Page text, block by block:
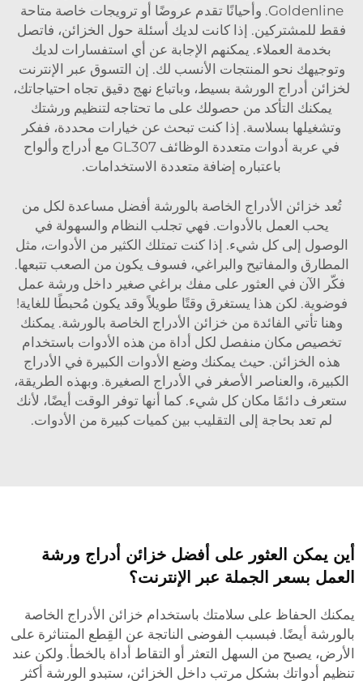
Goldenline. وأحيانًا تقدم عروضًا أو ترويجات خاصة متاحة
فقط للمشتركين. إذا كانت لديك أسئلة حول الخزائن، فاتصل
بخدمة العملاء. يمكنهم الإجابة عن أي استفسارات لديك
وتوجيهك نحو المنتجات الأنسب لك. إن التسوق عبر الإنترنت
لخزائن أدراج الورشة بسيط، وباتباع نهج دقيق تجاه احتياجاتك،
يمكنك التأكد من حصولك على ما تحتاجه لتنظيم ورشتك
وتشغيلها بسلاسة. إذا كنت تبحث عن خيارات محددة، ففكر
في عربة أدوات متعددة الوظائف GL307 مع أدراج وألواح
باعتباره إضافة متعددة الاستخدامات.
تُعد خزائن الأدراج الخاصة بالورشة أفضل مساعدة لكل من
يحب العمل بالأدوات. فهي تجلب النظام والسهولة في
الوصول إلى كل شيء. إذا كنت تمتلك الكثير من الأدوات، مثل
المطارق والمفاتيح والبراغي، فسوف يكون من الصعب تتبعها.
فكّر الآن في العثور على مفك براغي صغير داخل ورشة عمل
فوضوية. لكن هذا يستغرق وقتًا طويلاً وقد يكون مُحبطًا للغاية!
وهنا تأتي الفائدة من خزائن الأدراج الخاصة بالورشة. يمكنك
تخصيص مكان منفصل لكل أداة من هذه الأدوات باستخدام
هذه الخزائن. حيث يمكنك وضع الأدوات الكبيرة في الأدراج
الكبيرة، والعناصر الأصغر في الأدراج الصغيرة. وبهذه الطريقة،
ستعرف دائمًا مكان كل شيء. كما أنها توفر الوقت أيضًا، لأنك
لم تعد بحاجة إلى التقليب بين كميات كبيرة من الأدوات.
أين يمكن العثور على أفضل خزائن أدراج ورشة
العمل بسعر الجملة عبر الإنترنت؟
يمكنك الحفاظ على سلامتك باستخدام خزائن الأدراج الخاصة
بالورشة أيضًا. فبسبب الفوضى الناتجة عن القِطع المتناثرة على
الأرض، يصبح من السهل التعثر أو التقاط أداة بالخطأ. ولكن عند
تنظيم أدواتك بشكل مرتب داخل الخزائن، ستبدو الورشة أكثر